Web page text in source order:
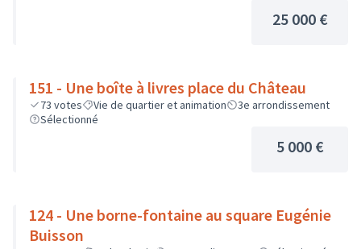
25 000 €
151 - Une boîte à livres place du Château
73 votes Vie de quartier et animation
3e arrondissement
Sélectionné
5 000 €
124 - Une borne-fontaine au square Eugénie
Buisson